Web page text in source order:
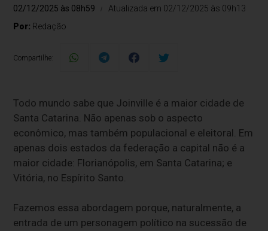
02/12/2025 às 08h59
Atualizada em 02/12/2025 às 09h13
Por: Redação
Compartilhe:
Todo mundo sabe que Joinville é a maior cidade de
Santa Catarina. Não apenas sob o aspecto
econômico, mas também populacional e eleitoral. Em
apenas dois estados da federação a capital não é a
maior cidade: Florianópolis, em Santa Catarina; e
Vitória, no Espírito Santo.
Fazemos essa abordagem porque, naturalmente, a
entrada de um personagem político na sucessão de